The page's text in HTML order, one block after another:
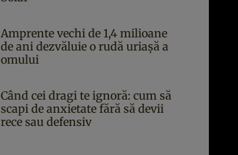
Amprente vechi de 1,4 milioane
de ani dezvăluie o rudă uriașă a
omului
Când cei dragi te ignoră: cum să
scapi de anxietate fără să devii
rece sau defensiv